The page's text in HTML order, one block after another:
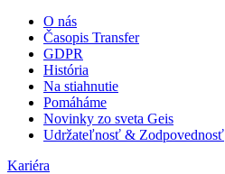
O nás
Časopis Transfer
GDPR
História
Na stiahnutie
Pomáháme
Novinky zo sveta Geis
Udržateľnosť & Zodpovednosť
Kariéra